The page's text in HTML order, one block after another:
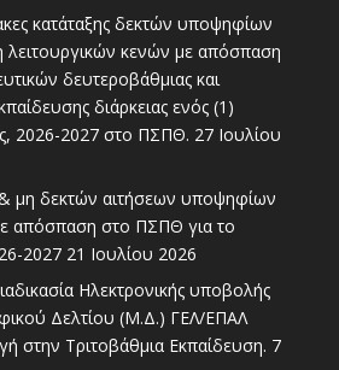
κατάταξης δεκτών υποψηφίων
λειτουργικών κενών με απόσπαση
δευτεροβάθμιας και
διάρκειας ενός (1)
2026-2027 στο ΠΣΠΘ. 27 Ιουλίου
μη δεκτών αιτήσεων υποψηφίων
απόσπαση στο ΠΣΠΘ για το
2027 21 Ιουλίου 2026
Ηλεκτρονικής υποβολής
Δελτίου (Μ.Δ.) ΓΕΛ/ΕΠΑΛ
στην Τριτοβάθμια Εκπαίδευση. 7